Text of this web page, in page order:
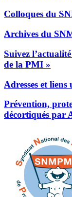
Colloques du
Archives du
Suivez
de la PMI »
Adresses et liens
Prévention,
décortiqués par